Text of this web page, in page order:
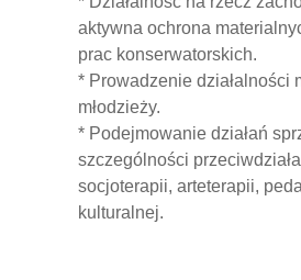
aktywna ochrona
prac konserwatorskich.
* Prowadzenie działalności
młodzieży.
* Podejmowanie działań
szczególności
socjoterapii, arteterapii,
kulturalnej.